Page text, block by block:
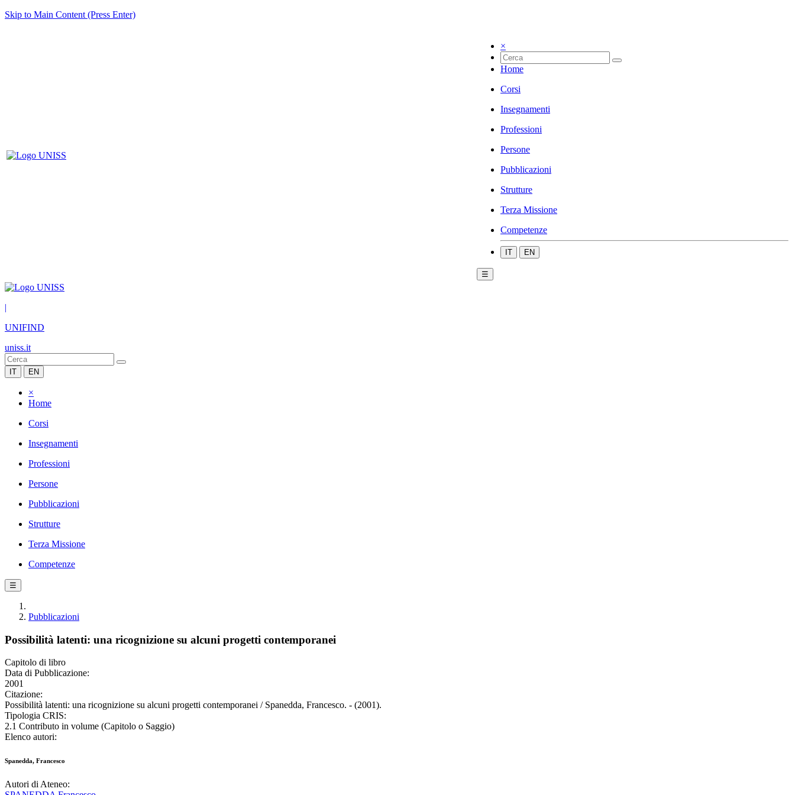
Skip to Main Content (Press Enter)
×
Home
Corsi
Insegnamenti
Professioni
Persone
Pubblicazioni
Strutture
Terza Missione
Competenze
IT EN
☰
|
UNIFIND
uniss.it
IT EN
×
Home
Corsi
Insegnamenti
Professioni
Persone
Pubblicazioni
Strutture
Terza Missione
Competenze
☰
Pubblicazioni
Possibilità latenti: una ricognizione su alcuni progetti contemporanei
Capitolo di libro
Data di Pubblicazione:
2001
Citazione:
Possibilità latenti: una ricognizione su alcuni progetti contemporanei / Spanedda, Francesco. - (2001).
Tipologia CRIS:
2.1 Contributo in volume (Capitolo o Saggio)
Elenco autori:
Spanedda, Francesco
Autori di Ateneo: